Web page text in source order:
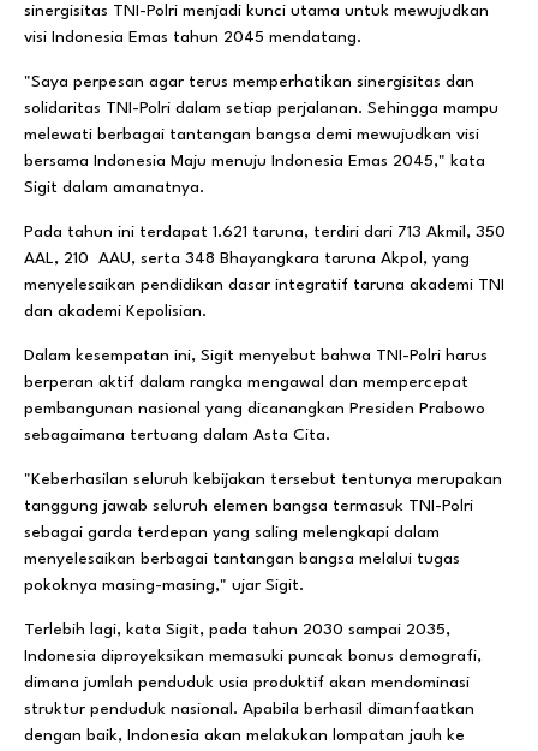
sinergisitas TNI-Polri menjadi kunci utama untuk mewujudkan
visi Indonesia Emas tahun 2045 mendatang.
"Saya perpesan agar terus memperhatikan sinergisitas dan
solidaritas TNI-Polri dalam setiap perjalanan. Sehingga mampu
melewati berbagai tantangan bangsa demi mewujudkan visi
bersama Indonesia Maju menuju Indonesia Emas 2045," kata
Sigit dalam amanatnya.
Pada tahun ini terdapat 1.621 taruna, terdiri dari 713 Akmil, 350
AAL, 210 AAU, serta 348 Bhayangkara taruna Akpol, yang
menyelesaikan pendidikan dasar integratif taruna akademi TNI
dan akademi Kepolisian.
Dalam kesempatan ini, Sigit menyebut bahwa TNI-Polri harus
berperan aktif dalam rangka mengawal dan mempercepat
pembangunan nasional yang dicanangkan Presiden Prabowo
sebagaimana tertuang dalam Asta Cita.
"Keberhasilan seluruh kebijakan tersebut tentunya merupakan
tanggung jawab seluruh elemen bangsa termasuk TNI-Polri
sebagai garda terdepan yang saling melengkapi dalam
menyelesaikan berbagai tantangan bangsa melalui tugas
pokoknya masing-masing," ujar Sigit.
Terlebih lagi, kata Sigit, pada tahun 2030 sampai 2035,
Indonesia diproyeksikan memasuki puncak bonus demografi,
dimana jumlah penduduk usia produktif akan mendominasi
struktur penduduk nasional. Apabila berhasil dimanfaatkan
dengan baik, Indonesia akan melakukan lompatan jauh ke